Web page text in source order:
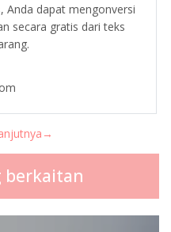
Anda dapat mengonversi
secara gratis dari teks
berkaitan